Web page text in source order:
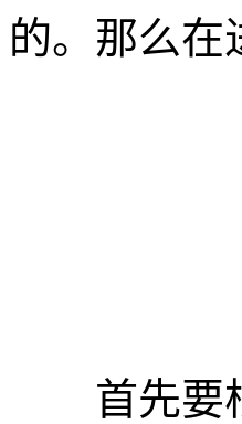
的。那么在
首先要根